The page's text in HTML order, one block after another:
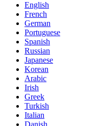
English
French
German
Portuguese
Spanish
Russian
Japanese
Korean
Arabic
Irish
Greek
Turkish
Italian
Danish